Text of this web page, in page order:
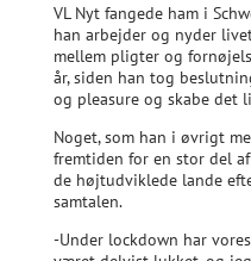
VL Nyt fangede ham i
han arbejder og nyder
mellem pligter og
år, siden han tog
og pleasure og skabe det
Noget, som han i øvrigt
fremtiden for en stor del
de højtudviklede lande
samtalen.
-Under lockdown har